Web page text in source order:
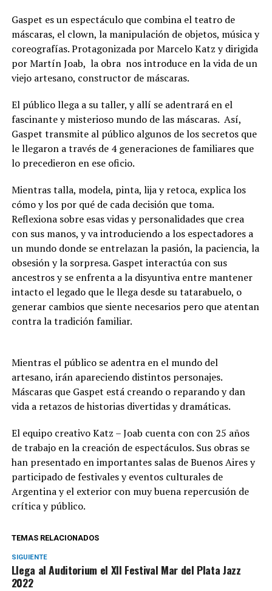
Gaspet es un espectáculo que combina el teatro de
máscaras, el clown, la manipulación de objetos, música y
coreografías. Protagonizada por Marcelo Katz y dirigida
por Martín Joab, la obra nos introduce en la vida de un
viejo artesano, constructor de máscaras.
El público llega a su taller, y allí se adentrará en el
fascinante y misterioso mundo de las máscaras. Así,
Gaspet transmite al público algunos de los secretos que
le llegaron a través de 4 generaciones de familiares que
lo precedieron en ese oficio.
Mientras talla, modela, pinta, lija y retoca, explica los
cómo y los por qué de cada decisión que toma.
Reflexiona sobre esas vidas y personalidades que crea
con sus manos, y va introduciendo a los espectadores a
un mundo donde se entrelazan la pasión, la paciencia, la
obsesión y la sorpresa. Gaspet interactúa con sus
ancestros y se enfrenta a la disyuntiva entre mantener
intacto el legado que le llega desde su tatarabuelo, o
generar cambios que siente necesarios pero que atentan
contra la tradición familiar.
Mientras el público se adentra en el mundo del
artesano, irán apareciendo distintos personajes.
Máscaras que Gaspet está creando o reparando y dan
vida a retazos de historias divertidas y dramáticas.
El equipo creativo Katz – Joab cuenta con con 25 años
de trabajo en la creación de espectáculos. Sus obras se
han presentado en importantes salas de Buenos Aires y
participado de festivales y eventos culturales de
Argentina y el exterior con muy buena repercusión de
crítica y público.
TEMAS RELACIONADOS
SIGUIENTE
Llega al Auditorium el XII Festival Mar del Plata Jazz
2022